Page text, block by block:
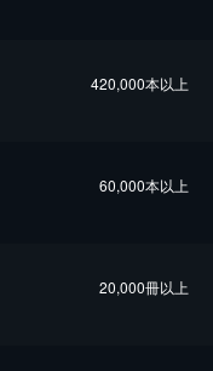
420,000本以上
60,000本以上
20,000冊以上